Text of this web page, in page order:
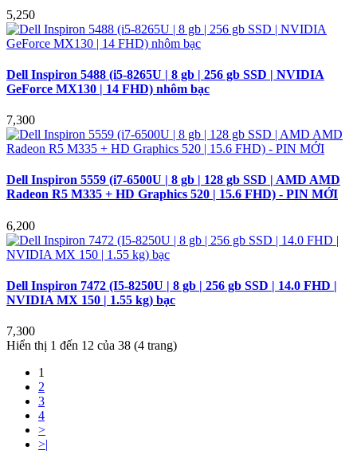
5,250
Dell Inspiron 5488 (i5-8265U | 8 gb | 256 gb SSD | NVIDIA
GeForce MX130 | 14 FHD) nhôm bạc
7,300
Dell Inspiron 5559 (i7-6500U | 8 gb | 128 gb SSD | AMD AMD
Radeon R5 M335 + HD Graphics 520 | 15.6 FHD) - PIN MỚI
6,200
Dell Inspiron 7472 (I5-8250U | 8 gb | 256 gb SSD | 14.0 FHD |
NVIDIA MX 150 | 1.55 kg) bạc
7,300
Hiển thị 1 đến 12 của 38 (4 trang)
1
2
3
4
>
>|